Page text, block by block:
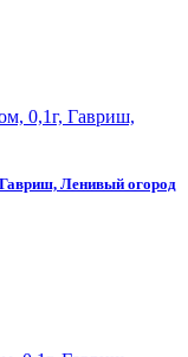
Ленивый огород